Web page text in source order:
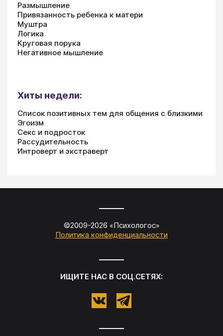
Размышление
Привязанность ребенка к матери
Муштра
Логика
Круговая порука
Негативное мышление
Хиты недели:
Список позитивных тем для общения с близкими
Эгоизм
Секс и подросток
Рассудительность
Интроверт и экстраверт
©2009-2026 «Психологос»
Политика конфиденциальности
ИЩИТЕ НАС В СОЦ.СЕТЯХ: